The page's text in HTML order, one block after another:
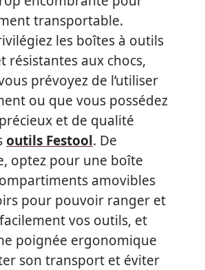
transportable.
les boîtes à outils
résistantes aux chocs,
prévoyez de l’utiliser
ou que vous possédez
et de qualité
outils Festool. De
optez pour une boîte
amovibles
pour pouvoir ranger et
vos outils, et
poignée ergonomique
son transport et éviter